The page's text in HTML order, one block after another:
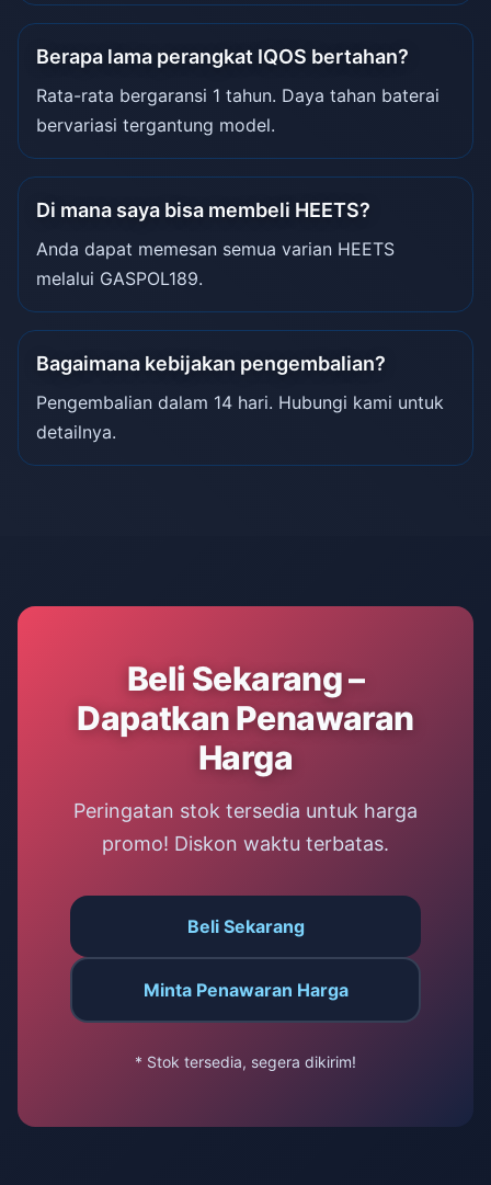
Berapa lama perangkat IQOS bertahan?
Rata-rata bergaransi 1 tahun. Daya tahan baterai
bervariasi tergantung model.
Di mana saya bisa membeli HEETS?
Anda dapat memesan semua varian HEETS
melalui GASPOL189.
Bagaimana kebijakan pengembalian?
Pengembalian dalam 14 hari. Hubungi kami untuk
detailnya.
Beli Sekarang –
Dapatkan Penawaran
Harga
Peringatan stok tersedia untuk harga
promo! Diskon waktu terbatas.
Beli Sekarang
Minta Penawaran Harga
* Stok tersedia, segera dikirim!